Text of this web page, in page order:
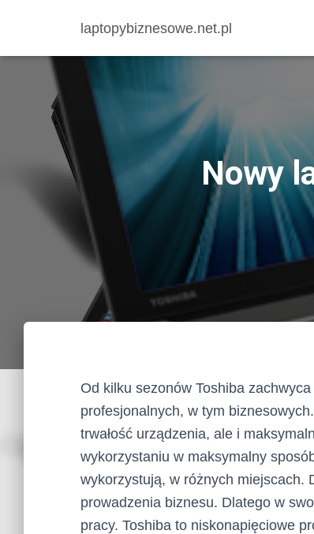
laptopybiznesowe.net.pl
Nowy
Od kilku sezonów Toshiba
profesjonalnych, w tym
trwałość urządzenia, ale i
wykorzystaniu w maksymalny
wykorzystują, w różnych miejscach.
prowadzenia biznesu. Dlatego w
pracy. Toshiba to niskonapięciowe